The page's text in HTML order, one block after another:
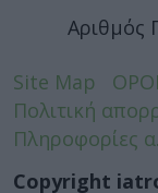
Αριθμός
Site Map
Πολιτική
Πληροφορίες
Copyright